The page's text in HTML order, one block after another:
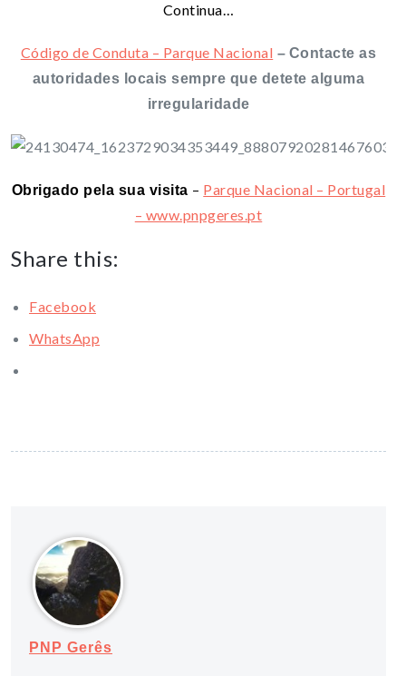
Continua…
Código de Conduta – Parque Nacional – Contacte as
autoridades locais sempre que detete alguma
irregularidade
Obrigado pela sua visita – Parque Nacional – Portugal
– www.pnpgeres.pt
Share this:
Facebook
WhatsApp
PNP Gerês